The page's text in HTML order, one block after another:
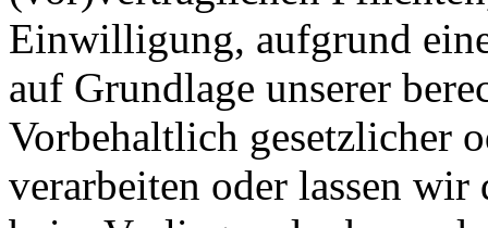
Einwilligung, aufgrund
auf Grundlage unserer
Vorbehaltlich gesetzlicher
verarbeiten oder lassen